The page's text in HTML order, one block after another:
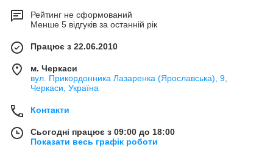
Рейтинг не сформований
Менше 5 відгуків за останній рік
Працює з 22.06.2010
м. Черкаси
вул. Прикордонника Лазаренка (Ярославська), 9,
Черкаси, Україна
Контакти
Сьогодні працює з 09:00 до 18:00
Показати весь графік роботи